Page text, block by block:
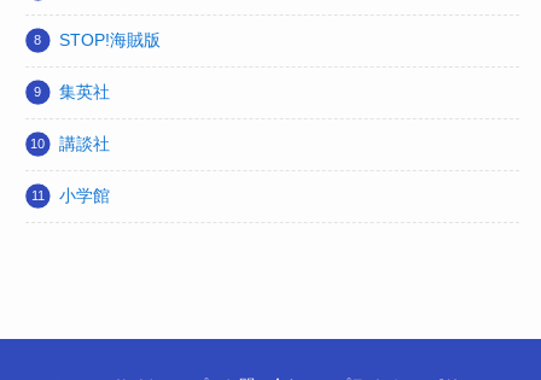
STOP!海賊版
集英社
講談社
小学館